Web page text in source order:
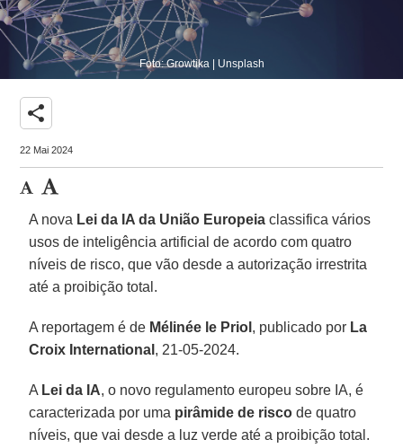
Foto: Growtika | Unsplash
share
22 Mai 2024
A nova Lei da IA da União Europeia classifica vários
usos de inteligência artificial de acordo com quatro
níveis de risco, que vão desde a autorização irrestrita
até a proibição total.
A reportagem é de Mélinée le Priol , publicado por La
Croix International , 21-05-2024.
A Lei da IA, o novo regulamento europeu sobre IA, é
caracterizada por uma pirâmide de risco de quatro
níveis, que vai desde a luz verde até a proibição total.